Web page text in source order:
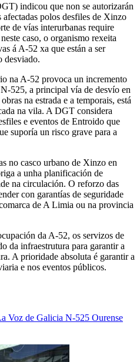
indicou que non se autorizarán
polos desfiles de Xinzo
de vías interurbanas require
caso, o organismo rexeita
á A-52 xa que están a ser
desviado.
na A-52 provoca un incremento
525, a principal vía de desvío en
na estrada e a temporais, está
na vila. A DGT considera
e eventos de Entroido que
suporía un risco grave para a
no casco urbano de Xinzo en
a unha planificación de
na circulación. O reforzo das
con garantías de seguridade
de A Limia ou na provincia
da A-52, os servizos de
da infraestrutura para garantir a
A prioridade absoluta é garantir a
e nos eventos públicos.
Voz de Galicia N-525 Ourense